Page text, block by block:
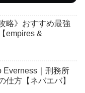
略》おすすめ最強
empires &
Everness｜刑務所
仕方【ネバエバ】